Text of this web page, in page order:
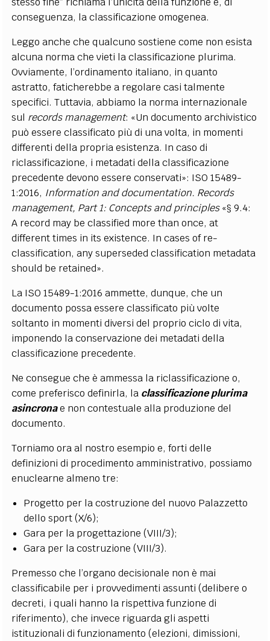
conseguenza, la classificazione omogenea.
Leggo anche che qualcuno sostiene come non esista
alcuna norma che vieti la classificazione plurima.
Ovviamente, l’ordinamento italiano, in quanto
astratto, faticherebbe a regolare casi talmente
specifici. Tuttavia, abbiamo la norma internazionale
sul records management: «Un documento archivistico
può essere classificato più di una volta, in momenti
differenti della propria esistenza. In caso di
riclassificazione, i metadati della classificazione
precedente devono essere conservati»: ISO 15489-
1:2016, Information and documentation. Records
management, Part 1: Concepts and principles«§ 9.4:
A record may be classified more than once, at
different times in its existence. In cases of re-
classification, any superseded classification metadata
should be retained».
La ISO 15489-1:2016 ammette, dunque, che un
documento possa essere classificato più volte
soltanto in momenti diversi del proprio ciclo di vita,
imponendo la conservazione dei metadati della
classificazione precedente.
Ne consegue che è ammessa la riclassificazione o,
come preferisco definirla, la classificazione plurima
asincronae non contestuale alla produzione del
documento.
Torniamo ora al nostro esempio e, forti delle
definizioni di procedimento amministrativo, possiamo
enuclearne almeno tre:
Progetto per la costruzione del nuovo Palazzetto
dello sport (X/6);
Gara per la progettazione (VIII/3);
Gara per la costruzione (VIII/3).
Premesso che l’organo decisionale non è mai
classificabile per i provvedimenti assunti (delibere o
decreti, i quali hanno la rispettiva funzione di
riferimento), che invece riguarda gli aspetti
istituzionali di funzionamento (elezioni, dimissioni,